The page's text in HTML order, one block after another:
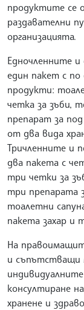
продуктите се
раздавателни
организацията.
Едночленните
един пакет с по
продукти:
четка за зъби,
препарат за
от два вида
Тричленните и
два пакета с
три четки за
три препарата
тоалетни
пакета захар и
На
и съпътстващи
консултиране
хранене и